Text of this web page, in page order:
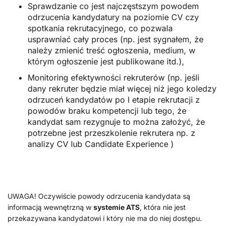
Sprawdzanie co jest najczęstszym powodem
odrzucenia kandydatury na poziomie CV czy
spotkania rekrutacyjnego, co pozwala
usprawniać cały proces (np. jest sygnałem, że
należy zmienić treść ogłoszenia, medium, w
którym ogłoszenie jest publikowane itd.),
Monitoring efektywności rekruterów (np. jeśli
dany rekruter będzie miał więcej niż jego koledzy
odrzuceń kandydatów po I etapie rekrutacji z
powodów braku kompetencji lub tego, że
kandydat sam rezygnuje to można założyć, że
potrzebne jest przeszkolenie rekrutera np. z
analizy CV lub Candidate Experience )
UWAGA! Oczywiście powody odrzucenia kandydata są
informacją wewnętrzną w systemie ATS, która nie jest
przekazywana kandydatowi i który nie ma do niej dostępu.